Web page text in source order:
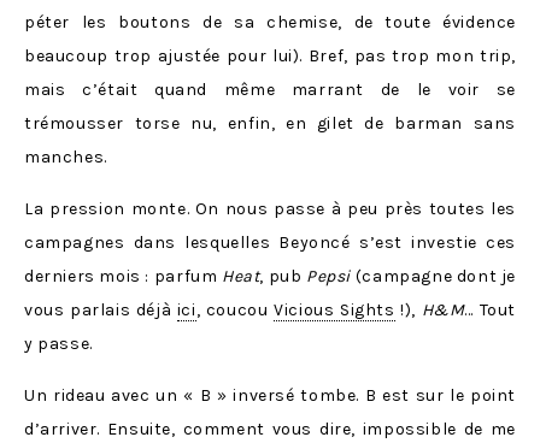
péter les boutons de sa chemise, de toute évidence
beaucoup trop ajustée pour lui). Bref, pas trop mon trip,
mais c’était quand même marrant de le voir se
trémousser torse nu, enfin, en gilet de barman sans
manches.
La pression monte. On nous passe à peu près toutes les
campagnes dans lesquelles Beyoncé s’est investie ces
derniers mois : parfum Heat, pub Pepsi (campagne dont je
vous parlais déjà ici, coucouVicious Sights !), H&M… Tout
y passe.
Un rideau avec un « B » inversé tombe. B est sur le point
d’arriver. Ensuite, comment vous dire, impossible de me